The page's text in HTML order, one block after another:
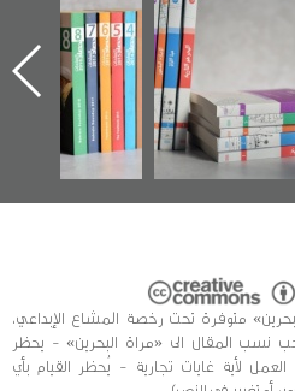
تصدر حصاد
جديدة
عسكري تصدر
«مرآة
متوفرة تحت رخصة المشاع الإبداعي،
نسب المقال الى «مراة البحرين» - يحظر
لأية غايات تجارية - يُحظر القيام بأي